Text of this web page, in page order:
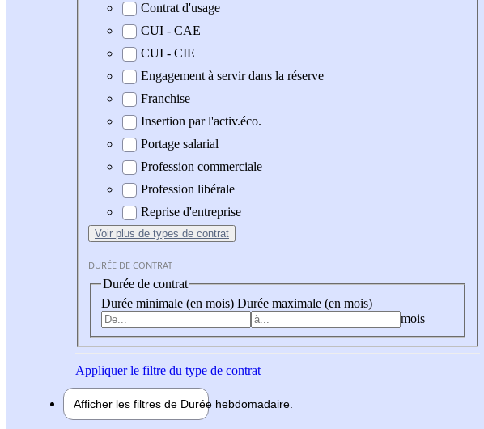
Contrat d'usage
CUI - CAE
CUI - CIE
Engagement à servir dans la réserve
Franchise
Insertion par l'activ.éco.
Portage salarial
Profession commerciale
Profession libérale
Reprise d'entreprise
Voir plus de types de contrat
DURÉE DE CONTRAT
Durée de contrat
Durée minimale (en mois) Durée maximale (en mois)
mois
Appliquerle filtre du type de contrat
Afficher les filtres de Durée hebdomadaire